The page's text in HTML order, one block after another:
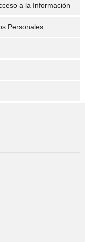
a la Información
Personales